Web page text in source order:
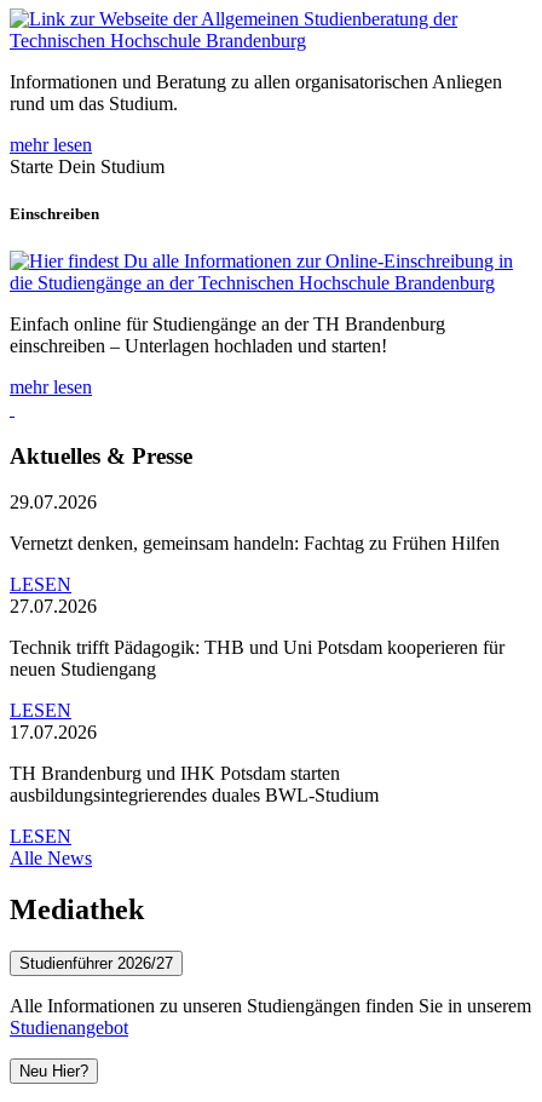
Informationen und Beratung zu allen organisatorischen Anliegen
rund um das Studium.
mehr lesen
Starte Dein Studium
Einschreiben
Einfach online für Studiengänge an der TH Brandenburg
einschreiben – Unterlagen hochladen und starten!
mehr lesen
Aktuelles & Presse
29.07.2026
Vernetzt denken, gemeinsam handeln: Fachtag zu Frühen Hilfen
LESEN
27.07.2026
Technik trifft Pädagogik: THB und Uni Potsdam kooperieren für
neuen Studiengang
LESEN
17.07.2026
TH Brandenburg und IHK Potsdam starten
ausbildungsintegrierendes duales BWL-Studium
LESEN
Alle News
Mediathek
Studienführer 2026/27
Alle Informationen zu unseren Studiengängen finden Sie in unserem
Studienangebot
Neu Hier?